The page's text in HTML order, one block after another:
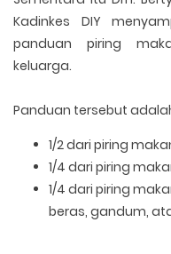
Kadinkes DIY
panduan piring
keluarga.
Panduan tersebut
1/2 dari piring
1/4 dari piring
1/4 dari piring
beras, gandum,